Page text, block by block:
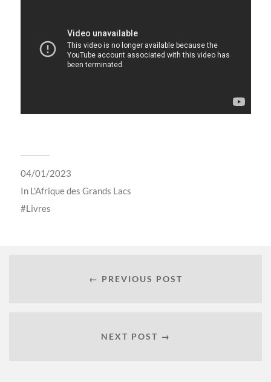
04/01/2023
In L'Afrique des Grands Lacs
Livres
← PREVIOUS POST
NEXT POST →